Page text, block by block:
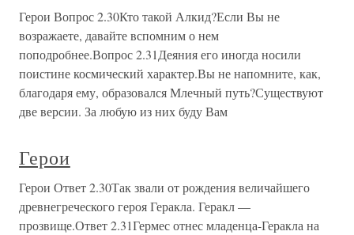
Герои Вопрос 2.30Кто такой Алкид?Если Вы не
возражаете, давайте вспомним о нем
поподробнее.Вопрос 2.31Деяния его иногда носили
поистине космический характер.Вы не напомните, как,
благодаря ему, образовался Млечный путь?Существуют
две версии. За любую из них буду Вам
Герои
Герои Ответ 2.30Так звали от рождения величайшего
древнегреческого героя Геракла. Геракл —
прозвище.Ответ 2.31Гермес отнес младенца-Геракла на